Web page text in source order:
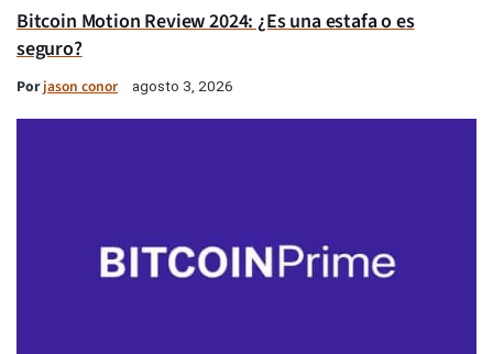
Bitcoin Motion Review 2024: ¿Es una estafa o es
seguro?
Porjason conor agosto 3, 2026